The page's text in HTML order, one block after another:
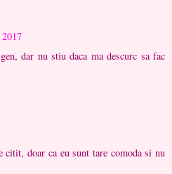
dar nu stiu daca ma descurc sa fac
citit, doar ca eu sunt tare comoda si nu